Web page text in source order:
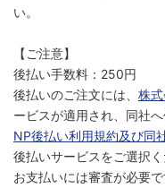
い。
【ご注意】
後払い手数料：250円
後払いのご注文には、 株
ービスが適用され、同社
NP後払い利用規約及び同
後払いサービスをご選択く
お支払いには審査が必要